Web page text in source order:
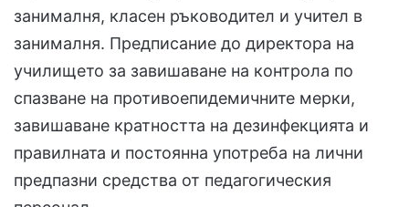
занималня, класен ръководител и учител в
занималня. Предписание до директора на
училището за завишаване на контрола по
спазване на противоепидемичните мерки,
завишаване кратността на дезинфекцията и
правилната и постоянна употреба на лични
предпазни средства от педагогическия